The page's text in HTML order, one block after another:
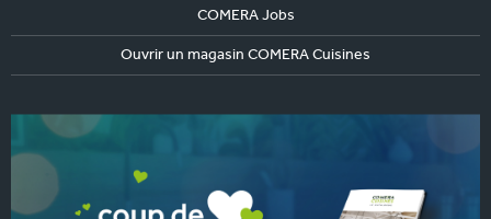
COMERA Jobs
Ouvrir un magasin COMERA Cuisines